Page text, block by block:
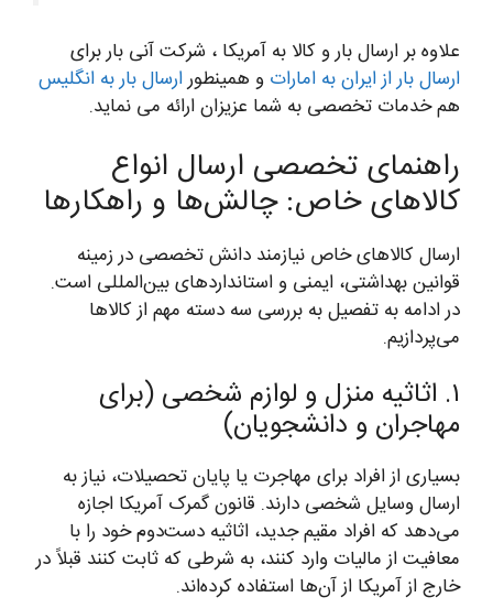
علاوه بر ارسال بار و کالا به آمریکا ، شرکت آنی بار برای
ارسال بار از ایران به امارات و همینطورارسال بار به انگلیس
هم خدمات تخصصی به شما عزیزان ارائه می نماید.
راهنمای تخصصی ارسال انواع
کالاهای خاص: چالش‌ها و راهکارها
ارسال کالاهای خاص نیازمند دانش تخصصی در زمینه
قوانین بهداشتی، ایمنی و استانداردهای بین‌المللی است.
در ادامه به تفصیل به بررسی سه دسته مهم از کالاها
می‌پردازیم.
۱. اثاثیه منزل و لوازم شخصی (برای
مهاجران و دانشجویان)
بسیاری از افراد برای مهاجرت یا پایان تحصیلات، نیاز به
ارسال وسایل شخصی دارند. قانون گمرک آمریکا اجازه
می‌دهد که افراد مقیم جدید، اثاثیه دست‌دوم خود را با
معافیت از مالیات وارد کنند، به شرطی که ثابت کنند قبلاً در
خارج از آمریکا از آن‌ها استفاده کرده‌اند.